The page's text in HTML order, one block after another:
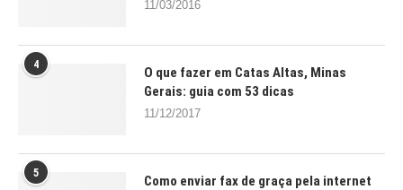
11/03/2016
4
O que fazer em Catas Altas, Minas
Gerais: guia com 53 dicas
11/12/2017
5
Como enviar fax de graça pela internet